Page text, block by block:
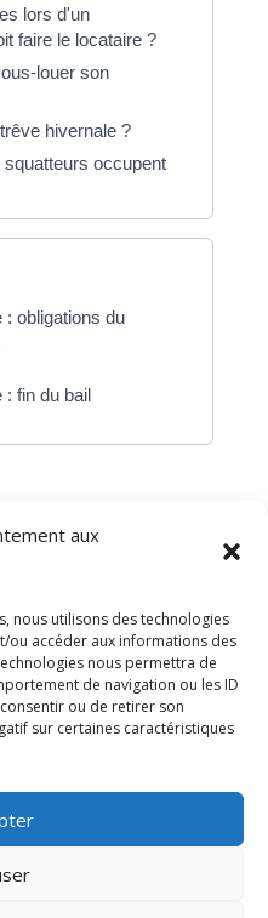
aux
nous utilisons des technologies
ou accéder aux informations des
nous permettra de
de navigation ou les ID
ou de retirer son
sur certaines caractéristiques
lors d'un
faire le locataire ?
louer son
hivernale ?
occupent
: obligations du
: fin du bail
administrative